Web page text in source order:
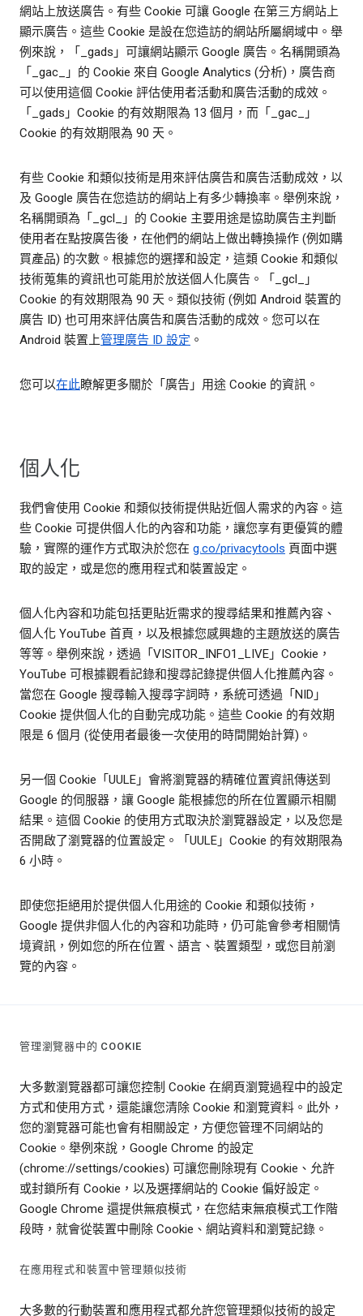
網站上放送廣告。有些 Cookie 可讓 Google 在第三方網站上
顯示廣告。這些 Cookie 是設在您造訪的網站所屬網域中。舉
例來說，「_gads」可讓網站顯示 Google 廣告。名稱開頭為
「_gac_」的 Cookie 來自 Google Analytics (分析)，廣告商
可以使用這個 Cookie 評估使用者活動和廣告活動的成效。
「_gads」Cookie 的有效期限為 13 個月，而「_gac_」
Cookie 的有效期限為 90 天。
有些 Cookie 和類似技術是用來評估廣告和廣告活動成效，以
及 Google 廣告在您造訪的網站上有多少轉換率。舉例來說，
名稱開頭為「_gcl_」的 Cookie 主要用途是協助廣告主判斷
使用者在點按廣告後，在他們的網站上做出轉換操作 (例如購
買產品) 的次數。根據您的選擇和設定，這類 Cookie 和類似
技術蒐集的資訊也可能用於放送個人化廣告。「_gcl_」
Cookie 的有效期限為 90 天。類似技術 (例如 Android 裝置的
廣告 ID) 也可用來評估廣告和廣告活動的成效。您可以在
Android 裝置上管理廣告 ID 設定 。
您可以在此瞭解更多關於「廣告」用途 Cookie 的資訊。
個人化
我們會使用 Cookie 和類似技術提供貼近個人需求的內容。這
些 Cookie 可提供個人化的內容和功能，讓您享有更優質的體
驗，實際的運作方式取決於您在 g.co/privacytools 頁面中選
取的設定，或是您的應用程式和裝置設定。
個人化內容和功能包括更貼近需求的搜尋結果和推薦內容、
個人化 YouTube 首頁，以及根據您感興趣的主題放送的廣告
等等。舉例來說，透過「VISITOR_INFO1_LIVE」Cookie，
YouTube 可根據觀看記錄和搜尋記錄提供個人化推薦內容。
當您在 Google 搜尋輸入搜尋字詞時，系統可透過「NID」
Cookie 提供個人化的自動完成功能。這些 Cookie 的有效期
限是 6 個月 (從使用者最後一次使用的時間開始計算)。
另一個 Cookie「UULE」會將瀏覽器的精確位置資訊傳送到
Google 的伺服器，讓 Google 能根據您的所在位置顯示相關
結果。這個 Cookie 的使用方式取決於瀏覽器設定，以及您是
否開啟了瀏覽器的位置設定。「UULE」Cookie 的有效期限為
6 小時。
即使您拒絕用於提供個人化用途的 Cookie 和類似技術，
Google 提供非個人化的內容和功能時，仍可能會參考相關情
境資訊，例如您的所在位置、語言、裝置類型，或您目前瀏
覽的內容。
管理瀏覽器中的 COOKIE
大多數瀏覽器都可讓您控制 Cookie 在網頁瀏覽過程中的設定
方式和使用方式，還能讓您清除 Cookie 和瀏覽資料。此外，
您的瀏覽器可能也會有相關設定，方便您管理不同網站的
Cookie。舉例來說，Google Chrome 的設定
(chrome://settings/cookies) 可讓您刪除現有 Cookie、允許
或封鎖所有 Cookie，以及選擇網站的 Cookie 偏好設定。
Google Chrome 還提供無痕模式，在您結束無痕模式工作階
段時，就會從裝置中刪除 Cookie、網站資料和瀏覽記錄。
在應用程式和裝置中管理類似技術
大多數的行動裝置和應用程式都允許您管理類似技術的設定